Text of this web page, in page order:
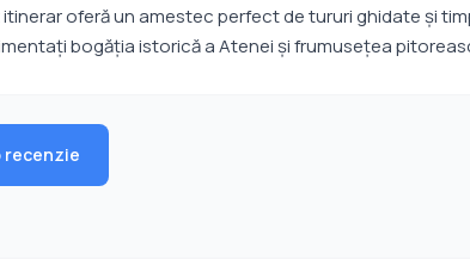
oferă un amestec perfect de tururi ghidate și
bogăția istorică a Atenei și frumusețea
recenzie